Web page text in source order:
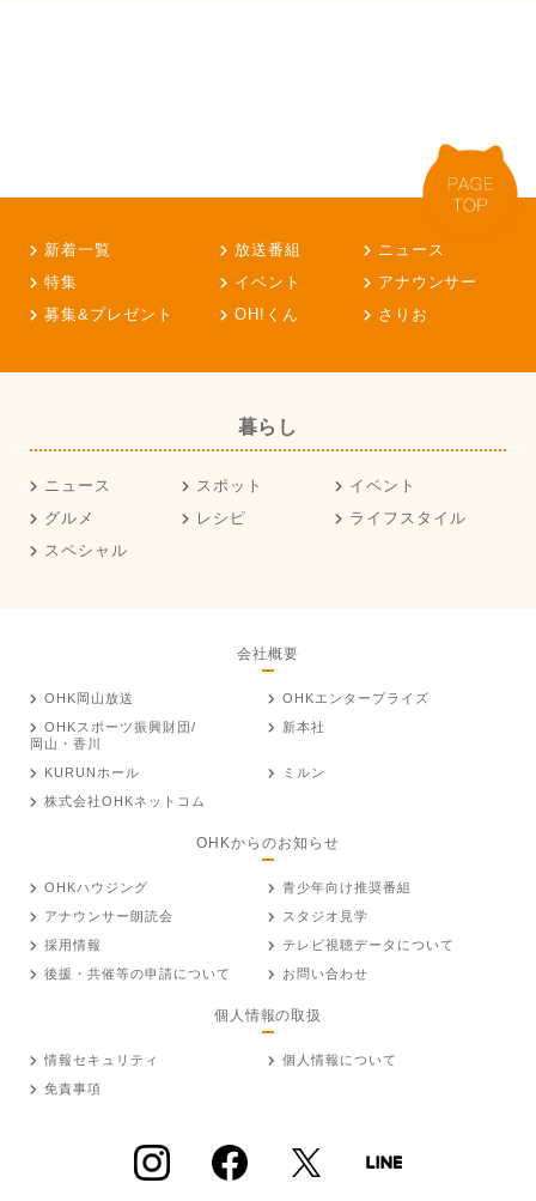
新着一覧 放送番組
ニュース
特集
イベント
アナウンサー
募集&プレゼント
OH!くん さりお
暮らし
ニュース スポット
イベント
グルメ
レシピ
ライフスタイル
スペシャル
会社概要
OHK岡山放送
OHKエンタープライズ
OHKスポーツ振興財団/
岡山・香川
新本社
KURUNホール
ミルン
株式会社OHKネットコム
OHKからのお知らせ
OHKハウジング
青少年向け推奨番組
アナウンサー朗読会
スタジオ見学
採用情報
テレビ視聴データについて
後援・共催等の申請について
お問い合わせ
個人情報の取扱
情報セキュリティ
個人情報について
免責事項